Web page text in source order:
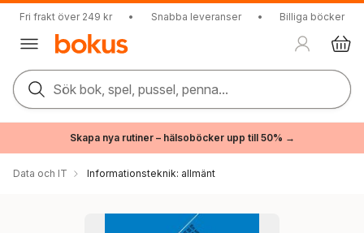
Fri frakt över 249 kr • Snabba leveranser • Billiga böcker
Sök bok, spel, pussel, penna...
Skapa nya rutiner – hälsoböcker upp till 50% →
Data och IT Informationsteknik: allmänt